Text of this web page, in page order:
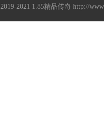
2021 1.85精品传奇 http://